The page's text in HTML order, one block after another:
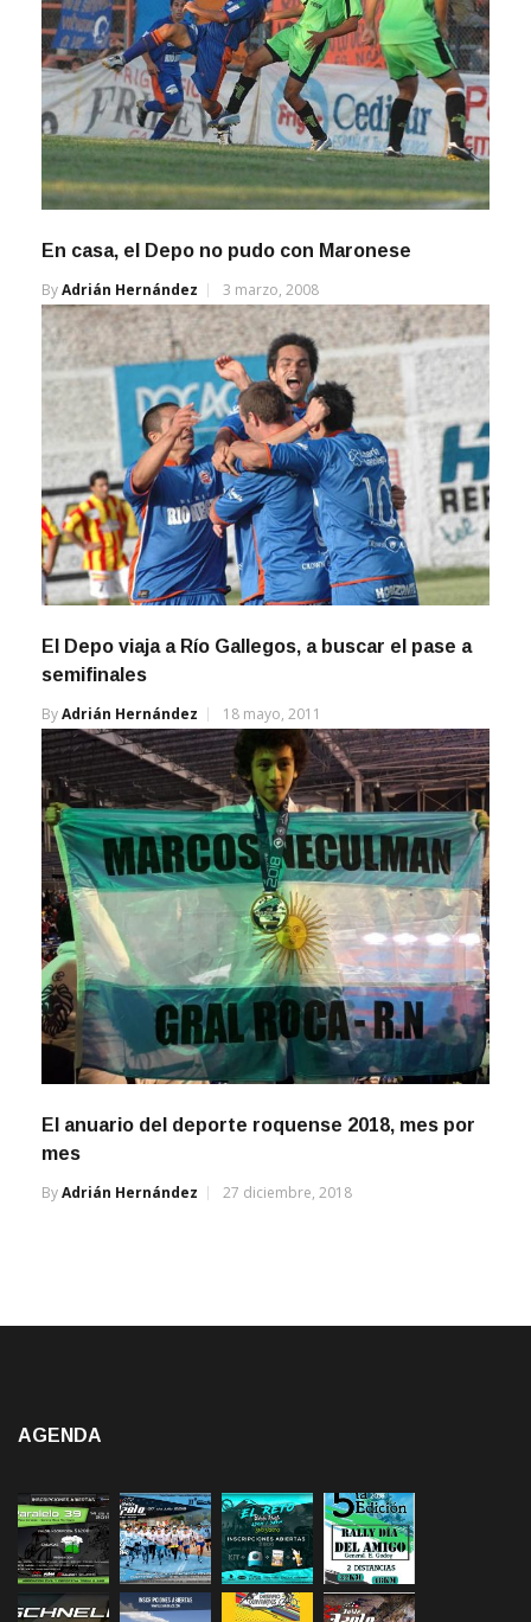
En casa, el Depo no pudo con Maronese
ByAdrián Hernández 3 marzo, 2008
El Depo viaja a Río Gallegos, a buscar el pase a
semifinales
ByAdrián Hernández 18 mayo, 2011
El anuario del deporte roquense 2018, mes por
mes
ByAdrián Hernández 27 diciembre, 2018
AGENDA